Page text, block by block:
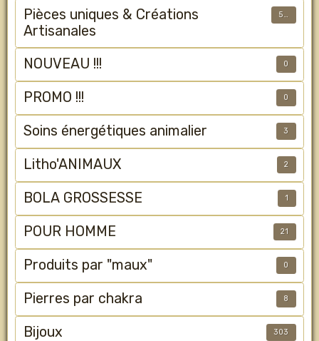
Pièces uniques & Créations
Artisanales
50
NOUVEAU !!! 0
PROMO !!! 0
Soins énergétiques animalier 3
Litho'ANIMAUX 2
BOLA GROSSESSE 1
POUR HOMME 21
Produits par "maux" 0
Pierres par chakra 8
Bijoux 303